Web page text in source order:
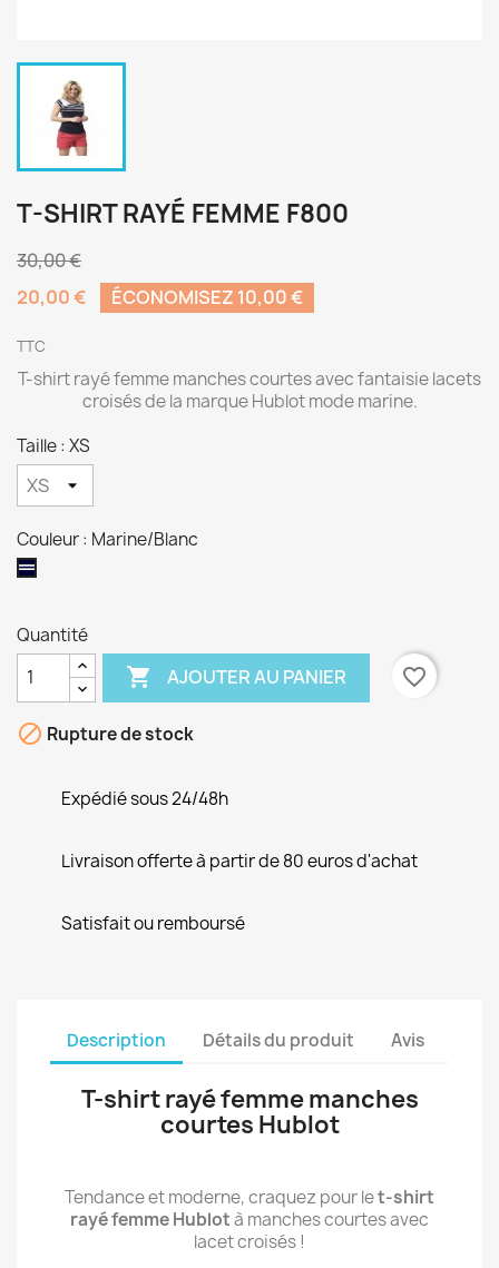
T-SHIRT RAYÉ FEMME F800
30,00 €
20,00 €
ÉCONOMISEZ 10,00 €
TTC
T-shirt rayé femme manches courtes avec fantaisie lacets
croisés de la marque Hublot mode marine.
Taille : XS
Couleur : Marine/Blanc
Marine/Blanc
Quantité
 AJOUTER AU PANIER favorite_border
 Rupture de stock
Expédié sous 24/48h
Livraison offerte à partir de 80 euros d'achat
Satisfait ou remboursé
Description Détails du produit Avis
T-shirt rayé femme manches
courtes Hublot
Tendance et moderne, craquez pour let-shirt
rayé femme Hublotà manches courtes avec
lacet croisés !